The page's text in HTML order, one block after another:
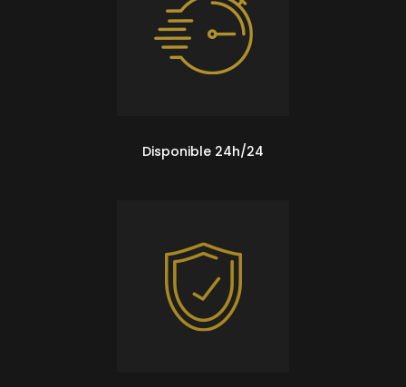
Disponible 24h/24